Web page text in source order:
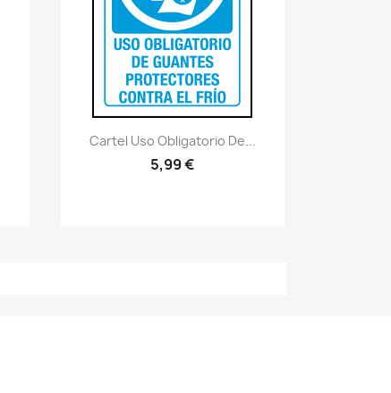
visibility Vistazo rápido
Cartel Uso Obligatorio De...
5,99 €